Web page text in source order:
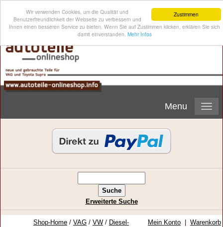
Zustimmen
Wir verwenden Cookies, um die Qualität und
Benutzerfreundlichkeit der Webseite zu verbessern und
Ihnen einen besseren Service zu bieten. Wenn Sie auf Zustimmen klicken, erklären Sie sich
damit einverstanden. Mehr Infos
Menu
Erweiterte Suche
Shop-Home / VAG / VW / Diesel-
Mein Konto Warenkorb